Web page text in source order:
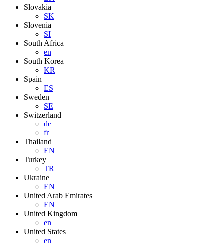
Slovakia
SK
Slovenia
SI
South Africa
en
South Korea
KR
Spain
ES
Sweden
SE
Switzerland
de
fr
Thailand
EN
Turkey
TR
Ukraine
EN
United Arab Emirates
EN
United Kingdom
en
United States
en